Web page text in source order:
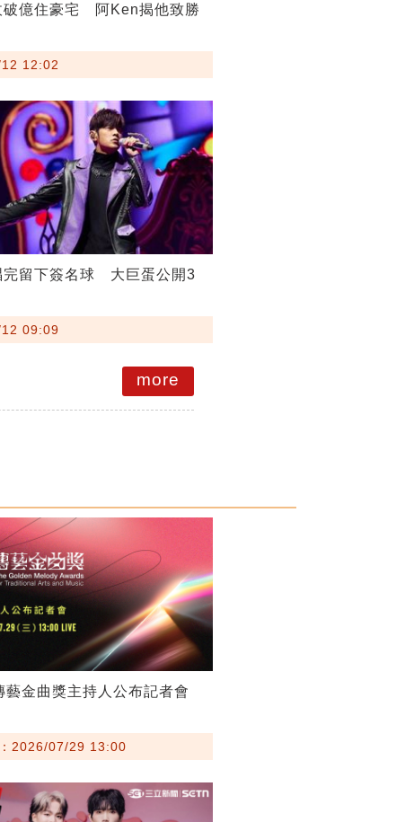
破億住豪宅 阿Ken揭他致勝
12:02
完留下簽名球 大巨蛋公開3
09:09
more
藝金曲獎主持人公布記者會
2026/07/29 13:00